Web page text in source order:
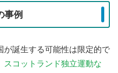
事例
が誕生する可能性は限定的で
スコットランド独立運動な